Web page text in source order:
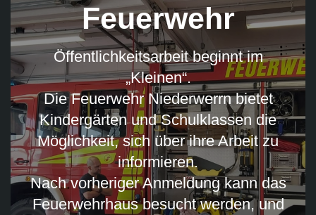
Feuerwehr
Öffentlichkeitsarbeit beginnt im
„Kleinen“.
Die Feuerwehr Niederwerrn bietet
Kindergärten und Schulklassen die
Möglichkeit, sich über ihre Arbeit zu
informieren.
Nach vorheriger Anmeldung kann das
Feuerwehrhaus besucht werden, und